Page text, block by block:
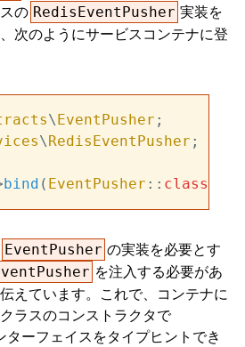
の RedisEventPusher 実装を
次のようにサービスコンテナに登
\EventPusher
\RedisEventPusher ;
bind ( EventPusher :: class
EventPusher の実装を必要とす
を注入する必要があ
えています。これで、コンテナに
ラスのコンストラクタで
ターフェイスをタイプヒントでき